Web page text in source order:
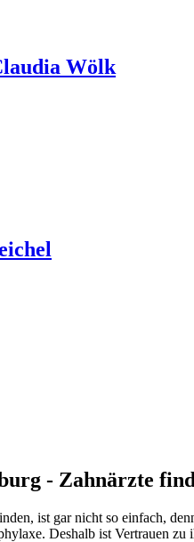
Wölk
- Zahnärzte
ist gar nicht so einfach,
Deshalb ist Vertrauen